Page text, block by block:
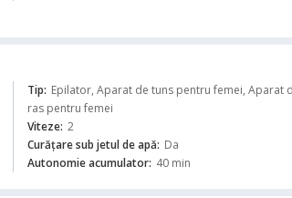
Tip: Epilator, Aparat de tuns pentru femei, Aparat
ras pentru femei
Viteze: 2
Curăţare sub jetul de apă: Da
Autonomie acumulator: 40 min